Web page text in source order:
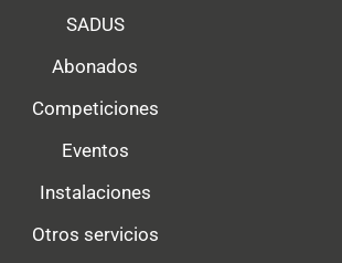
SADUS
Abonados
Competiciones
Eventos
Instalaciones
Otros servicios